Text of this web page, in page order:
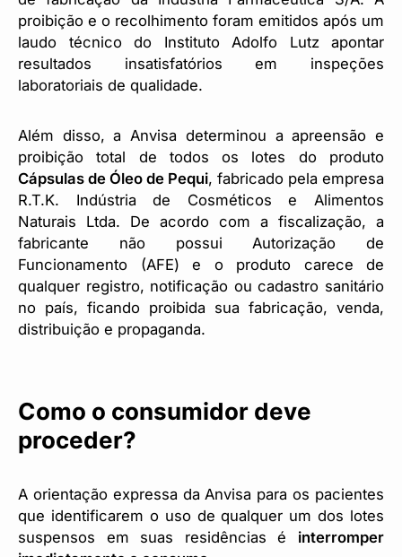
proibição e o recolhimento foram emitidos após um
laudo técnico do Instituto Adolfo Lutz apontar
resultados insatisfatórios em inspeções
laboratoriais de qualidade.
Além disso, a Anvisa determinou a apreensão e
proibição total de todos os lotes do produto
Cápsulas de Óleo de Pequi, fabricado pela empresa
R.T.K. Indústria de Cosméticos e Alimentos
Naturais Ltda. De acordo com a fiscalização, a
fabricante não possui Autorização de
Funcionamento (AFE) e o produto carece de
qualquer registro, notificação ou cadastro sanitário
no país, ficando proibida sua fabricação, venda,
distribuição e propaganda.
Como o consumidor deve
proceder?
A orientação expressa da Anvisa para os pacientes
que identificarem o uso de qualquer um dos lotes
suspensos em suas residências é interromper